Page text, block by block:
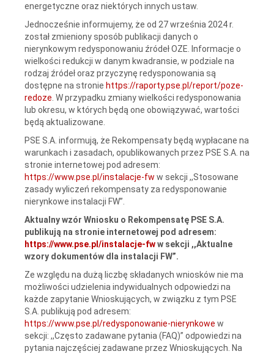
energetyczne oraz niektórych innych ustaw.
Jednocześnie informujemy, że od 27 września 2024 r.
został zmieniony sposób publikacji danych o
nierynkowym redysponowaniu źródeł OZE. Informacje o
wielkości redukcji w danym kwadransie, w podziale na
rodzaj źródeł oraz przyczynę redysponowania są
dostępne na stronie https://raporty.pse.pl/report/poze-
redoze . W przypadku zmiany wielkości redysponowania
lub okresu, w których będą one obowiązywać, wartości
będą aktualizowane.
PSE S.A. informują, że Rekompensaty będą wypłacane na
warunkach i zasadach, opublikowanych przez PSE S.A. na
stronie internetowej pod adresem:
https://www.pse.pl/instalacje-fw w sekcji ,,Stosowane
zasady wyliczeń rekompensaty za redysponowanie
nierynkowe instalacji FW”.
Aktualny wzór Wniosku o Rekompensatę PSE S.A.
publikują na stronie internetowej pod adresem:
https://www.pse.pl/instalacje-fww sekcji ,,Aktualne
wzory dokumentów dla instalacji FW”.
Ze względu na dużą liczbę składanych wniosków nie ma
możliwości udzielenia indywidualnych odpowiedzi na
każde zapytanie Wnioskujących, w związku z tym PSE
S.A. publikują pod adresem:
https://www.pse.pl/redysponowanie-nierynkowe w
sekcji: ,,Często zadawane pytania (FAQ)” odpowiedzi na
pytania najczęściej zadawane przez Wnioskujących. Na